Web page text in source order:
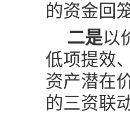
的资金回
二是以
低项提效
资产潜在
的三资联